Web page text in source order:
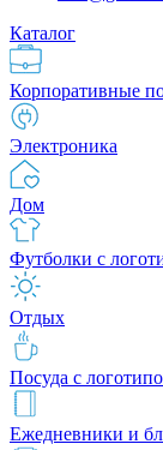
Каталог
Корпоративные
Электроника
Дом
Футболки с
Отдых
Посуда с
Ежедневники и